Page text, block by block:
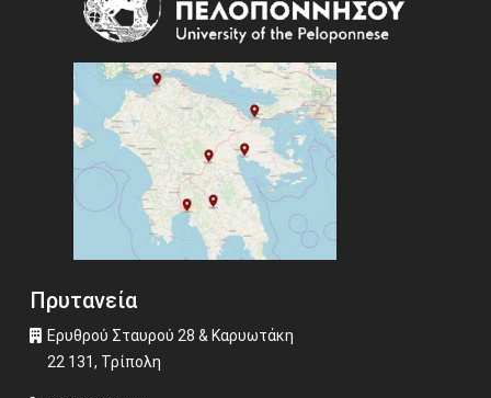
Πρυτανεία
Ερυθρού Σταυρού 28 & Καρυωτάκη
22 131, Τρίπολη